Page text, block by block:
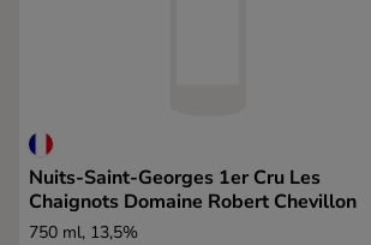
Nuits-Saint-Georges 1er Cru Les
Chaignots Domaine Robert Chevillon
750 ml, 13,5%